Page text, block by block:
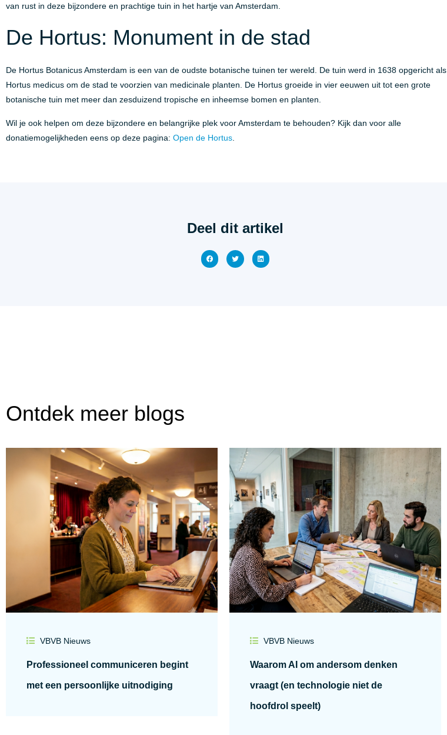
van rust in deze bijzondere en prachtige tuin in het hartje van Amsterdam.
De Hortus: Monument in de stad
De Hortus Botanicus Amsterdam is een van de oudste botanische tuinen ter wereld. De tuin werd in 1638 opgericht als
Hortus medicus om de stad te voorzien van medicinale planten. De Hortus groeide in vier eeuwen uit tot een grote
botanische tuin met meer dan zesduizend tropische en inheemse bomen en planten.
Wil je ook helpen om deze bijzondere en belangrijke plek voor Amsterdam te behouden? Kijk dan voor alle
donatiemogelijkheden eens op deze pagina: Open de Hortus
Deel dit artikel
Ontdek meer blogs
VBVB Nieuws
Professioneel communiceren begint
met een persoonlijke uitnodiging
VBVB Nieuws
Waarom AI om andersom denken
vraagt (en technologie niet de
hoofdrol speelt)